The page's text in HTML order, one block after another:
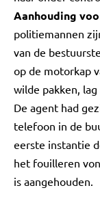
Aanhouding
politiemannen
van de
op de motorkap
wilde pakken,
De agent had
telefoon in de
eerste instantie
het fouilleren
is aangehouden.